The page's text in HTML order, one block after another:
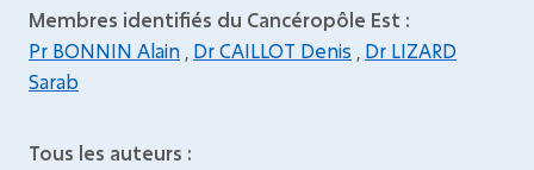
Membres identifiés du Cancéropôle Est :
Pr BONNIN Alain Dr CAILLOT Denis
Dr LIZARD
Sarab
Tous les auteurs :